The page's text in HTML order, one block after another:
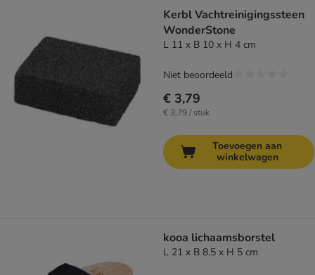
Kerbl Vachtreinigingssteen
WonderStone
L 11 x B 10 x H 4 cm
€ 3,79
€ 3,79 / stuk
Niet beoordeeld
Toevoegen aan
winkelwagen
kooa lichaamsborstel
L 21 x B 8,5 x H 5 cm